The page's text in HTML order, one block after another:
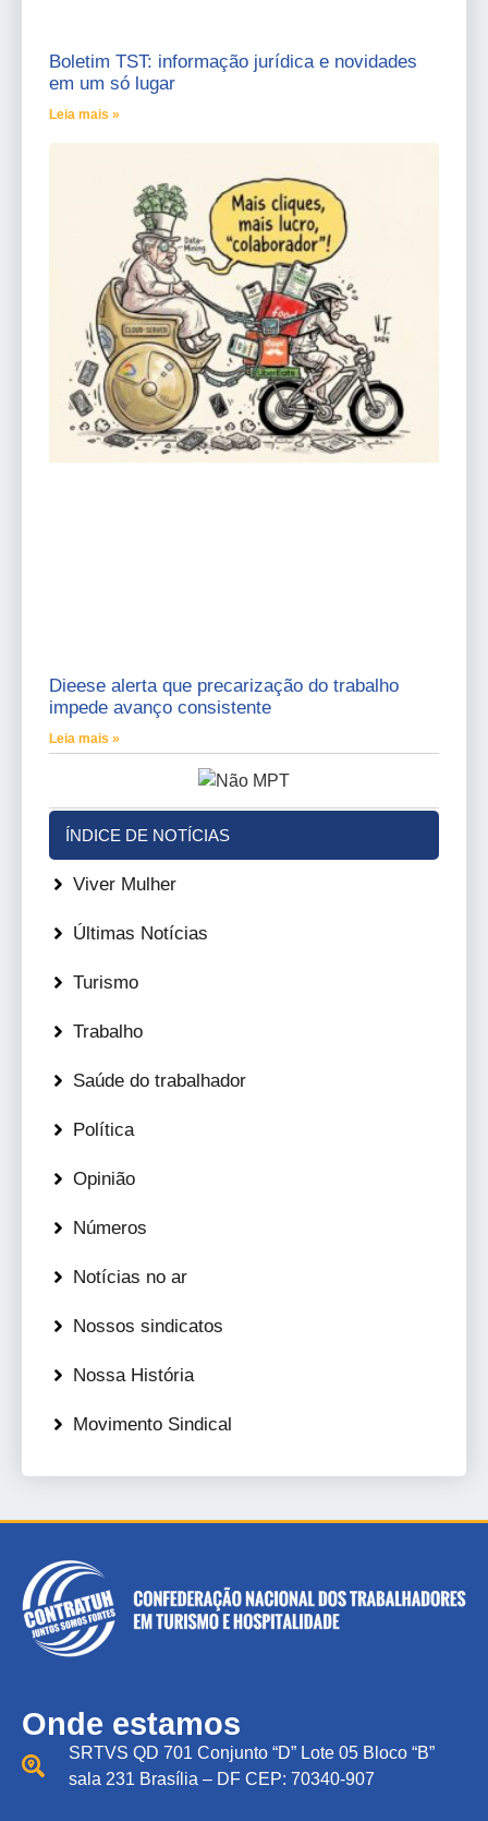
Boletim TST: informação jurídica e novidades
em um só lugar
Leia mais »
Dieese alerta que precarização do trabalho
impede avanço consistente
Leia mais »
ÍNDICE DE NOTÍCIAS
Viver Mulher
Últimas Notícias
Turismo
Trabalho
Saúde do trabalhador
Política
Opinião
Números
Notícias no ar
Nossos sindicatos
Nossa História
Movimento Sindical
Onde estamos
SRTVS QD 701 Conjunto “D” Lote 05 Bloco “B”
sala 231 Brasília – DF CEP: 70340-907